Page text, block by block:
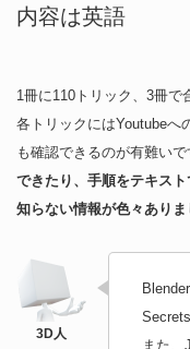
内容は英語
1冊に110トリック、3冊で
各トリックにはYoutubeへ
も確認できるのが有難いで
できたり、手順をテキス
知らない情報が色々ありま
また、